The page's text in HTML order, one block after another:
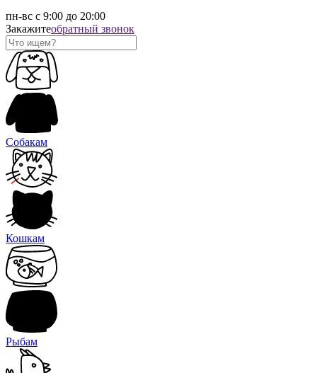
пн-вс с 9:00 до 20:00
Закажитеобратный звонок
Собакам
Кошкам
Рыбам